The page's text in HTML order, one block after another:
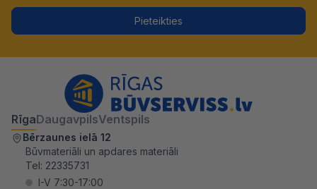
Pieteikties
RīgaDaugavpilsVentspils
Bērzaunes ielā 12
Būvmateriāli un apdares materiāli
Tel: 22335731
I-V 7:30-17:00